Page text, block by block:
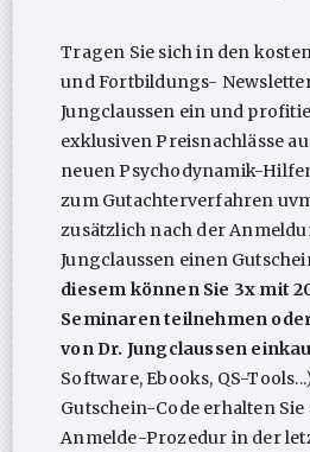
Die vier Perspektiven –
verbunden
Psychodynamisch:
und deren Verarbeitung
Abwehr/Struktur –warum
unbewusstd machen.
Verhaltenstherapeutisch:
Vermeidungsverhalten –wie
aufrechterhalten werden.
Systemisch:Zirkularität,
woVerhalten eingebettet ist.
Humanistisch:Haltung,
Ressourcen –wodurch
Leitformel:Psychodynamisch
denken, verhaltenstherapeutisch
Tragen Sie sich in den
und Fortbildungs-
Jungclaussen ein und
exklusiven Preisnachlässe
neuen Psychodynamik-
zum Gutachterverfahren
zusätzlich nach der
Jungclaussen einen
diesem können Sie 3x mit
Seminaren teilnehmen
von Dr. Jungclaussen
Software, Ebooks, QS-
Gutschein-Code erhalten Sie
Anmelde-Prozedur in der